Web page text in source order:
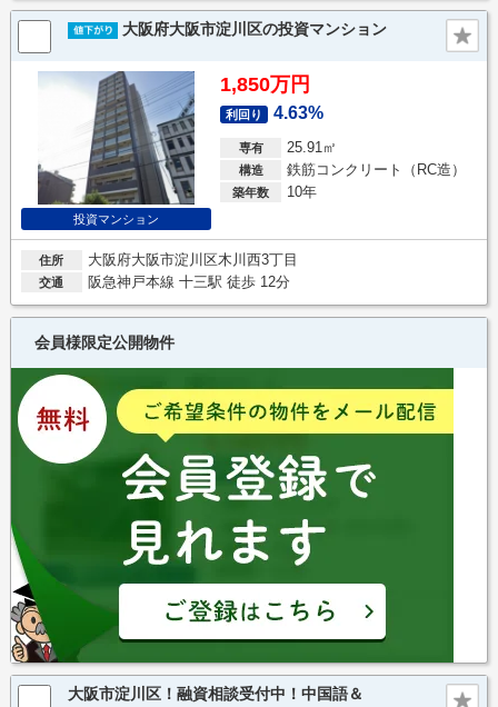
大阪府大阪市淀川区の投資マンション
投資マンション
1,850万円
利回り 4.63%
専有 25.91㎡
構造 鉄筋コンクリート（RC造）
築年数 10年
住所 大阪府大阪市淀川区木川西3丁目
交通 阪急神戸本線 十三駅 徒歩 12分
会員様限定公開物件
大阪市淀川区！融資相談受付中！中国語＆